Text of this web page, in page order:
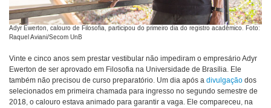
Adyr Ewerton, calouro de Filosofia, participou do primeiro dia do registro acadêmico. Foto:
Raquel Aviani/Secom UnB
Vinte e cinco anos sem prestar vestibular não impediram o empresário Adyr
Ewerton de ser aprovado em Filosofia na Universidade de Brasília. Ele
também não precisou de curso preparatório. Um dia após a divulgação dos
selecionados em primeira chamada para ingresso no segundo semestre de
2018, o calouro estava animado para garantir a vaga. Ele compareceu, na